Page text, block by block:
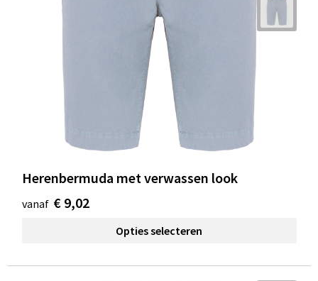
Herenbermuda met verwassen look
vanaf € 9,02
Opties selecteren